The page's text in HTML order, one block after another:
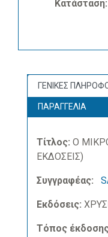
Κατάσταση:
ΓΕΝΙΚΕΣ
ΠΑΡΑΓΓΕΛΙΑ
Τίτλος: Ο
ΕΚΔΟΣΕΙΣ)
Συγγραφέας:
Εκδόσεις:
Τόπος